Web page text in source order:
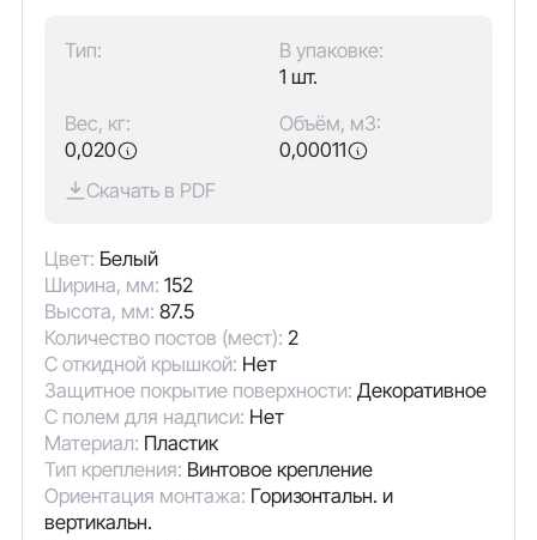
Тип:
В упаковке:
1 шт.
Вес, кг:
0,020
Объём, м3:
0,00011
Скачать в PDF
Цвет: Белый
Ширина, мм: 152
Высота, мм: 87.5
Количество постов (мест): 2
С откидной крышкой: Нет
Защитное покрытие поверхности: Декоративное
С полем для надписи: Нет
Материал: Пластик
Тип крепления: Винтовое крепление
Ориентация монтажа: Горизонтальн. и
вертикальн.